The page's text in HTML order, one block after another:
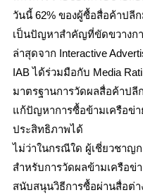
วันนี้ 62% ของผู้ซื้อสื่อค้าปลี
เป็นปัญหาสำคัญที่ขัดขวางก
ล่าสุดจาก Interactive
IAB ได้ร่วมมือกับ Media
มาตรฐานการวัดผลสื่อค้าปลี
แก้ปัญหาการซื้อข้ามเครือข่
ประสิทธิภาพได้
ไม่ว่าในกรณีใด ผู้เชี่ยวชาญ
สำหรับการวัดผลข้ามเครือ
สนับสนุนวิธีการซื้อผ่านสื่อต่า